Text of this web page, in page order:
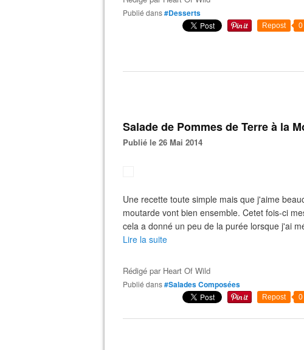
Publié dans#Desserts
Repost 0
Salade de Pommes de Terre à la
Publié le 26 Mai 2014
Une recette toute simple mais que j'aime
moutarde vont bien ensemble. Cetet fois-ci
cela a donné un peu de la purée lorsque j'ai
Lire la suite
Rédigé par Heart Of Wild
Publié dans#Salades Composées
Repost 0